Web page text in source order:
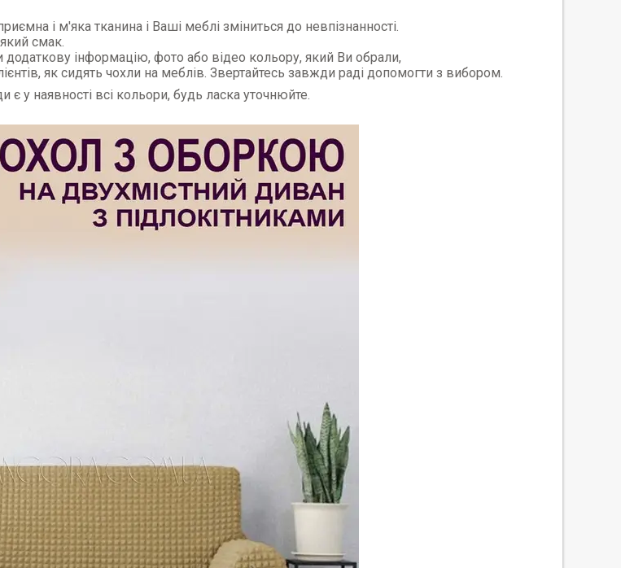
і м'яка тканина і Ваші меблі зміниться до невпізнанності.
смак.
інформацію, фото або відео кольору, який Ви обрали,
як сидять чохли на меблів. Звертайтесь завжди раді допомогти з вибором.
є у наявності всі кольори, будь ласка уточнюйте.